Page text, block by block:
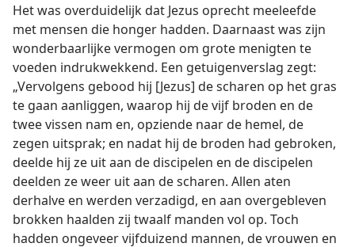
Het was overduidelijk dat Jezus oprecht meeleefde
met mensen die honger hadden. Daarnaast was zijn
wonderbaarlijke vermogen om grote menigten te
voeden indrukwekkend. Een getuigenverslag zegt:
„Vervolgens gebood hij [Jezus] de scharen op het gras
te gaan aanliggen, waarop hij de vijf broden en de
twee vissen nam en, opziende naar de hemel, de
zegen uitsprak; en nadat hij de broden had gebroken,
deelde hij ze uit aan de discipelen en de discipelen
deelden ze weer uit aan de scharen. Allen aten
derhalve en werden verzadigd, en aan overgebleven
brokken haalden zij twaalf manden vol op. Toch
hadden ongeveer vijfduizend mannen, de vrouwen en